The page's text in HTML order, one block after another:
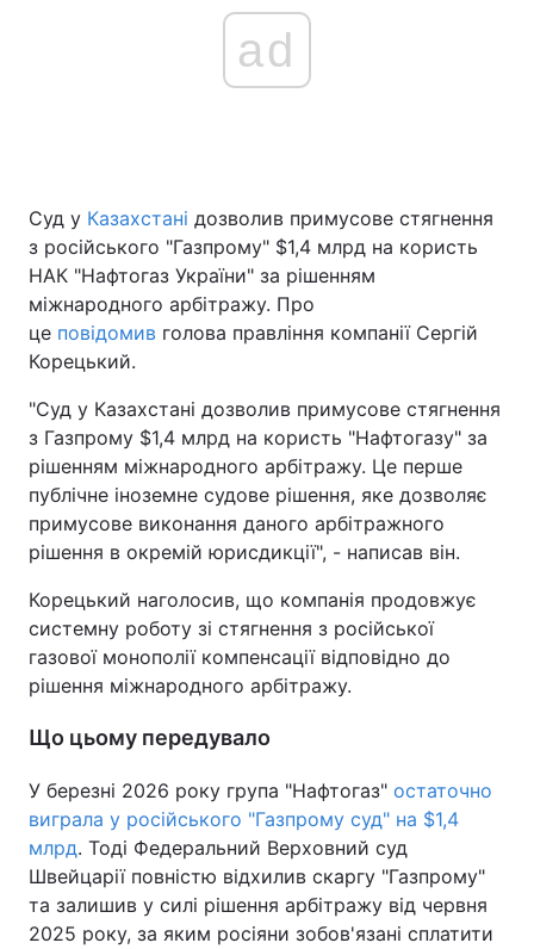
ad
Суд у Казахстані дозволив примусове стягнення
з російського "Газпрому" $1,4 млрд на користь
НАК "Нафтогаз України" за рішенням
міжнародного арбітражу. Про
це повідомив голова правління компанії Сергій
Корецький.
"Суд у Казахстані дозволив примусове стягнення
з Газпрому $1,4 млрд на користь "Нафтогазу" за
рішенням міжнародного арбітражу. Це перше
публічне іноземне судове рішення, яке дозволяє
примусове виконання даного арбітражного
рішення в окремій юрисдикції", - написав він.
Корецький наголосив, що компанія продовжує
системну роботу зі стягнення з російської
газової монополії компенсації відповідно до
рішення міжнародного арбітражу.
Що цьому передувало
У березні 2026 року група "Нафтогаз" остаточно
виграла у російського "Газпрому суд" на $1,4
млрд. Тоді Федеральний Верховний суд
Швейцарії повністю відхилив скаргу "Газпрому"
та залишив у силі рішення арбітражу від червня
2025 року, за яким росіяни зобов'язані сплатити